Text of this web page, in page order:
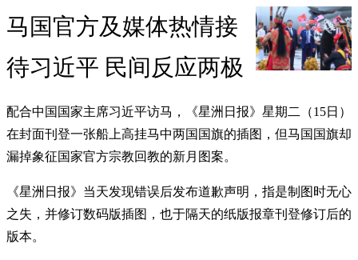
马国官方及媒体热情接
待习近平 民间反应两极
配合中国国家主席习近平访马，《星洲日报》星期二（15日）
在封面刊登一张船上高挂马中两国国旗的插图，但马国国旗却
漏掉象征国家官方宗教回教的新月图案。
《星洲日报》当天发现错误后发布道歉声明，指是制图时无心
之失，并修订数码版插图，也于隔天的纸版报章刊登修订后的
版本。